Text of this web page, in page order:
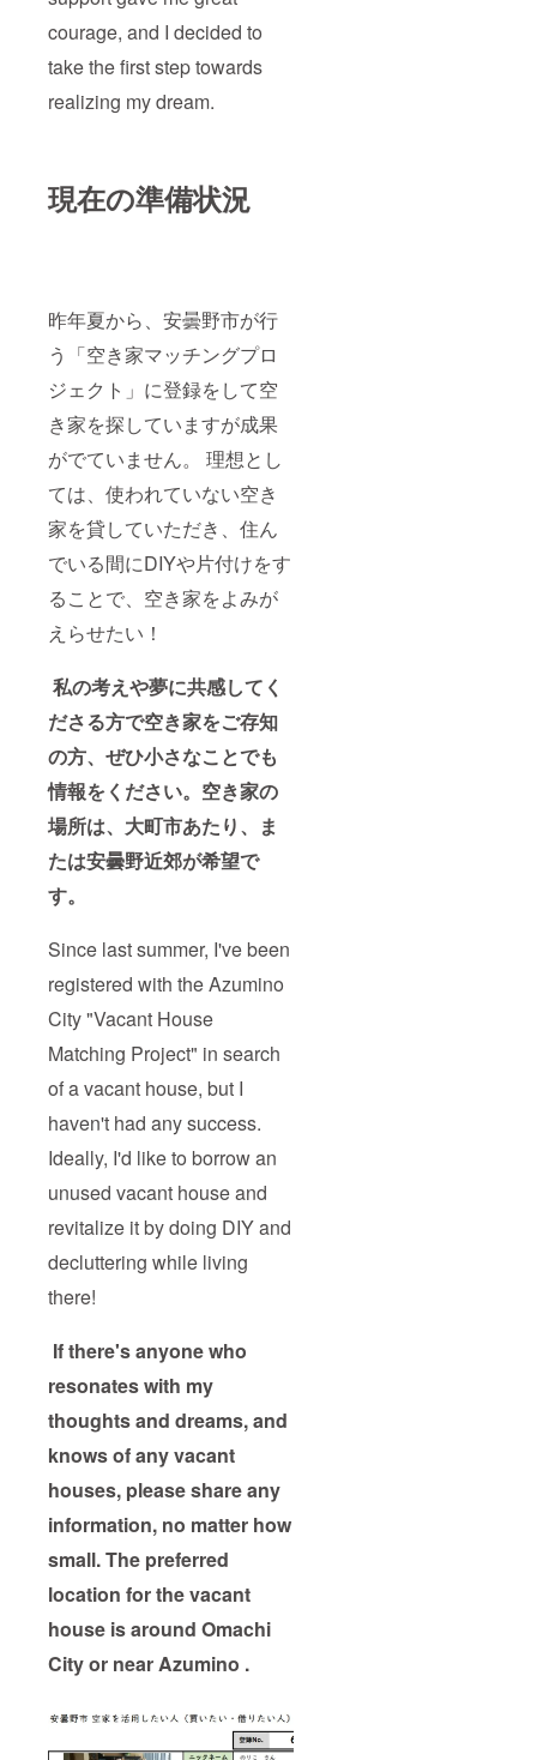
courage, and I decided to
take the first step towards
realizing my dream.
現在の準備状況
昨年夏から、安曇野市が行
う「空き家マッチングプロ
ジェクト」に登録をして空
き家を探していますが成果
がでていません。 理想とし
ては、使われていない空き
家を貸していただき、住ん
でいる間にDIYや片付けをす
ることで、空き家をよみが
えらせたい！
私の考えや夢に共感してく
ださる方で空き家をご存知
の方、ぜひ小さなことでも
情報をください。空き家の
場所は、大町市あたり、ま
たは安曇野近郊が希望で
す。
Since last summer, I've been
registered with the Azumino
City "Vacant House
Matching Project" in search
of a vacant house, but I
haven't had any success.
Ideally, I'd like to borrow an
unused vacant house and
revitalize it by doing DIY and
decluttering while living
there!
If there's anyone who
resonates with my
thoughts and dreams, and
knows of any vacant
houses, please share any
information, no matter how
small. The preferred
location for the vacant
house is around Omachi
City or near Azumino .